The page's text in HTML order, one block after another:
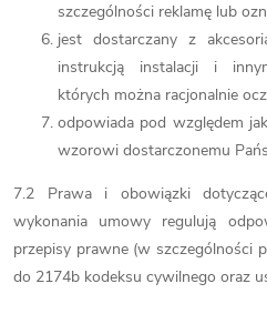
szczególności reklamę lub
jest dostarczany z
instrukcją instalacji i
których można racjonalnie
odpowiada pod względem
wzorowi dostarczonemu
7.2 Prawa i obowiązki
wykonania umowy regulują
przepisy prawne (w szczególności
do 2174b kodeksu cywilnego oraz